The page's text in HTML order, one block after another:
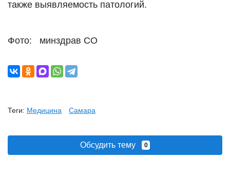
также выявляемость патологий.
Фото: минздрав СО
Теги: Медицина Самара
Обсудить тему 0